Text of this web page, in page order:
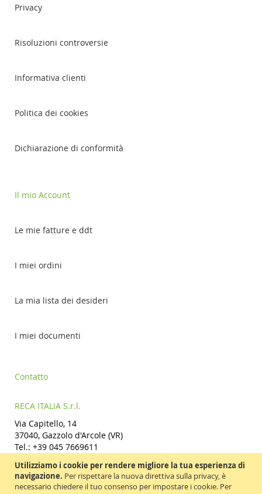
Utilizziamo i cookie per rendere migliore la tua esperienza di
navigazione. Per rispettare la nuova direttiva sulla privacy, è
necessario chiedere il tuo consenso per impostare i cookie. Per
Privacy
Risoluzioni controversie
Informativa clienti
Politica dei cookies
Dichiarazione di conformità
Il mio Account
Le mie fatture e ddt
I miei ordini
La mia lista dei desideri
I miei documenti
Contatto
RECA ITALIA S.r.l.
Via Capitello, 14
37040, Gazzolo d'Arcole (VR)
Tel.: +39 045 7669611
Email:
supporto.vendite@reca-store.it